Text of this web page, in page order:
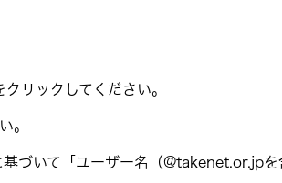
リックしてください。
。
づいて「ユーザー名（@takenet.or.jpを